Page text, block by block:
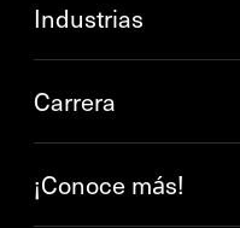
Industrias
Carrera
¡Conoce más!